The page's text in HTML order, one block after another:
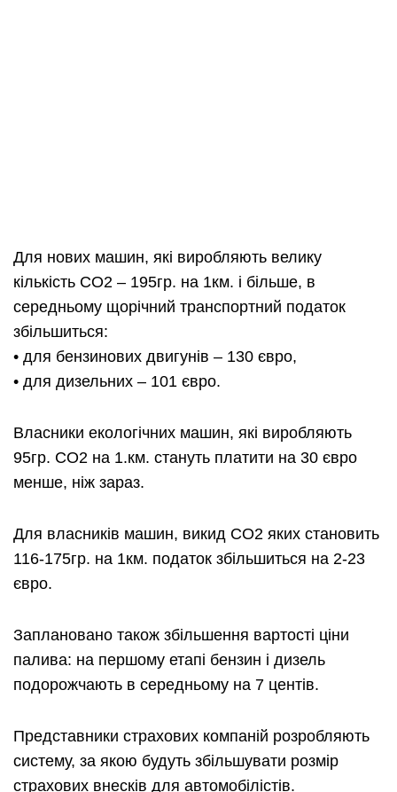
Для нових машин, які виробляють велику
кількість СО2 – 195гр. на 1км. і більше, в
середньому щорічний транспортний податок
збільшиться:
• для бензинових двигунів – 130 євро,
• для дизельних – 101 євро.
Власники екологічних машин, які виробляють
95гр. СО2 на 1.км. стануть платити на 30 євро
менше, ніж зараз.
Для власників машин, викид СО2 яких становить
116-175гр. на 1км. податок збільшиться на 2-23
євро.
Заплановано також збільшення вартості ціни
палива: на першому етапі бензин і дизель
подорожчають в середньому на 7 центів.
Представники страхових компаній розробляють
систему, за якою будуть збільшувати розмір
страхових внесків для автомобілістів.